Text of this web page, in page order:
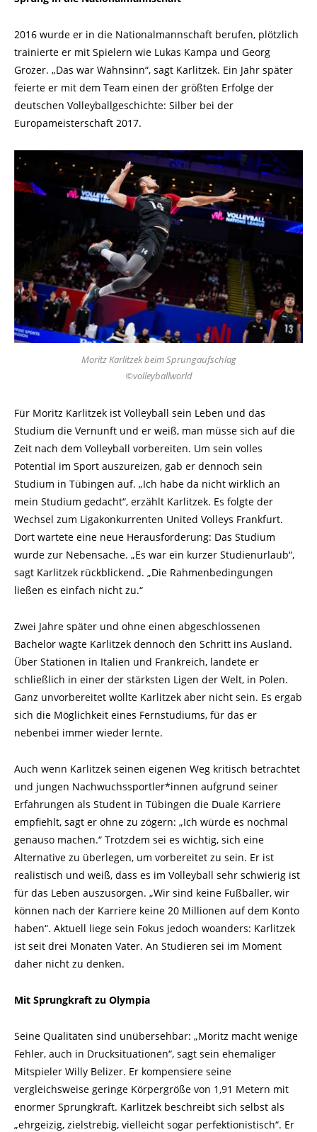
2016 wurde er in die Nationalmannschaft berufen, plötzlich
trainierte er mit Spielern wie Lukas Kampa und Georg
Grozer. „Das war Wahnsinn“, sagt Karlitzek. Ein Jahr später
feierte er mit dem Team einen der größten Erfolge der
deutschen Volleyballgeschichte: Silber bei der
Europameisterschaft 2017.
Moritz Karlitzek beim Sprungaufschlag
©volleyballworld
Für Moritz Karlitzek ist Volleyball sein Leben und das
Studium die Vernunft und er weiß, man müsse sich auf die
Zeit nach dem Volleyball vorbereiten. Um sein volles
Potential im Sport auszureizen, gab er dennoch sein
Studium in Tübingen auf. „Ich habe da nicht wirklich an
mein Studium gedacht“, erzählt Karlitzek. Es folgte der
Wechsel zum Ligakonkurrenten United Volleys Frankfurt.
Dort wartete eine neue Herausforderung: Das Studium
wurde zur Nebensache. „Es war ein kurzer Studienurlaub“,
sagt Karlitzek rückblickend. „Die Rahmenbedingungen
ließen es einfach nicht zu.“
Zwei Jahre später und ohne einen abgeschlossenen
Bachelor wagte Karlitzek dennoch den Schritt ins Ausland.
Über Stationen in Italien und Frankreich, landete er
schließlich in einer der stärksten Ligen der Welt, in Polen.
Ganz unvorbereitet wollte Karlitzek aber nicht sein. Es ergab
sich die Möglichkeit eines Fernstudiums, für das er
nebenbei immer wieder lernte.
Auch wenn Karlitzek seinen eigenen Weg kritisch betrachtet
und jungen Nachwuchssportler*innen aufgrund seiner
Erfahrungen als Student in Tübingen die Duale Karriere
empfiehlt, sagt er ohne zu zögern: „Ich würde es nochmal
genauso machen.“ Trotzdem sei es wichtig, sich eine
Alternative zu überlegen, um vorbereitet zu sein. Er ist
realistisch und weiß, dass es im Volleyball sehr schwierig ist
für das Leben auszusorgen. „Wir sind keine Fußballer, wir
können nach der Karriere keine 20 Millionen auf dem Konto
haben“. Aktuell liege sein Fokus jedoch woanders: Karlitzek
ist seit drei Monaten Vater. An Studieren sei im Moment
daher nicht zu denken.
Mit Sprungkraft zu Olympia
Seine Qualitäten sind unübersehbar: „Moritz macht wenige
Fehler, auch in Drucksituationen“, sagt sein ehemaliger
Mitspieler Willy Belizer. Er kompensiere seine
vergleichsweise geringe Körpergröße von 1,91 Metern mit
enormer Sprungkraft. Karlitzek beschreibt sich selbst als
„ehrgeizig, zielstrebig, vielleicht sogar perfektionistisch“. Er